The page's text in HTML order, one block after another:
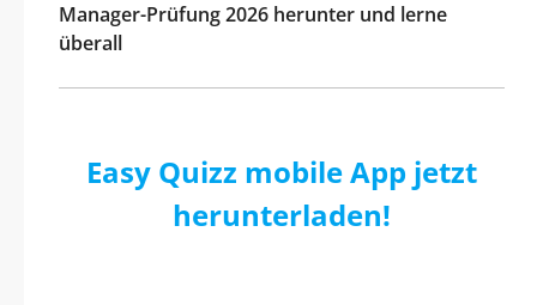
Manager-Prüfung 2026 herunter und lerne
überall
Easy Quizz mobile App jetzt
herunterladen!